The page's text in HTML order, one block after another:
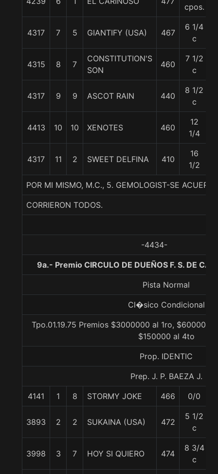
cpos.
4317 7 5 GIANTIFY (USA) 467
6 1/4
c
4315 8 7
CONSTITUTION'S
SON
460
7 1/2
c
4317 9 9 ASCOT RAIN 440
8 1/2
c
4413 10 10 XENOTES 460
12
1/4
4317 11 2 SWEET DELFINA 410
16
1/2
POR MI MISMO, M.C., 5. GEMOLOGIST-SE
CORRIERON TODOS.
-4434-
9a.- Premio CIRCULO DE DUEÑOS F. S. DE
Pista Normal
Cl�sico Condicional
Tpo.01.19.75 Premios $3000000 al 1ro, $600000
$150000 al 4to
Prop. IDENTIC
Prep. J. P. BAEZA J.
4141 1 8 STORMY JOKE 466 0/0
3893 2 2 SUKAINA (USA) 472
5 1/2
c
3998 3 7 HOY SI QUIERO 474
8 3/4
c